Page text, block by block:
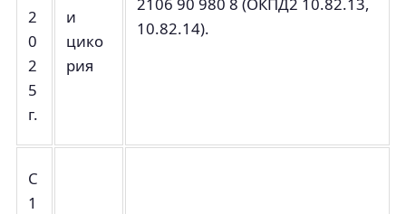
2
0
2
5
г.
и
цико
рия
10.82.14).
С
1